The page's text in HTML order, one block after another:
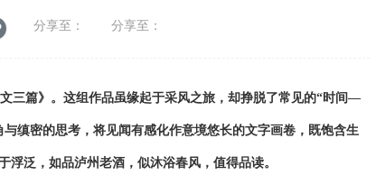
分享至： 分享至：
三篇》。这组作品虽缘起于采风之旅，却挣脱了常见的“时间—
缜密的思考，将见闻有感化作意境悠长的文字画卷，既饱含生
浮泛，如品泸州老酒，似沐浴春风，值得品读。